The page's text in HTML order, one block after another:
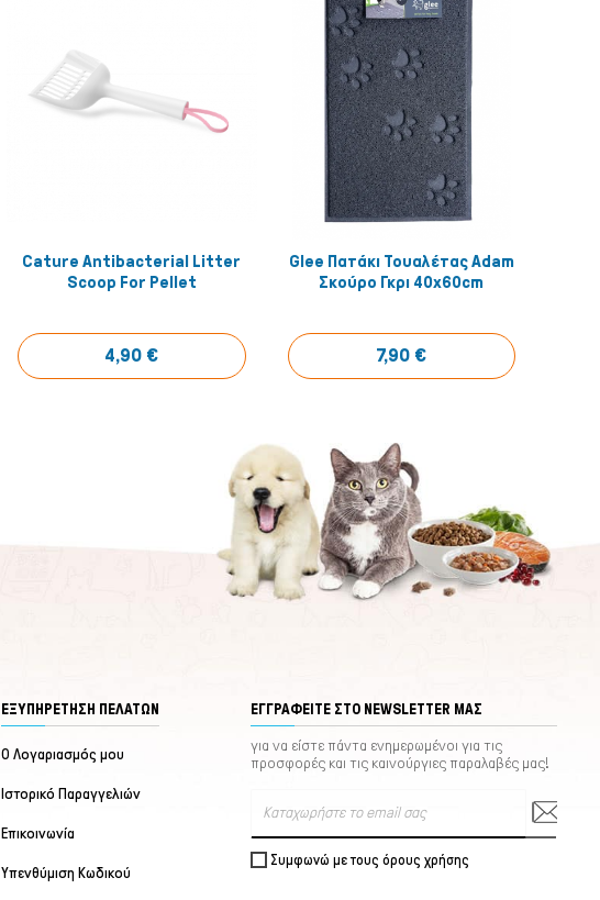
Αγόρασέ το!
Cature Antibacterial Litter
Scoop For Pellet
4,90 €
Αγόρασέ το!
Glee Πατάκι Τουαλέτας Adam
Σκούρο Γκρι 40x60cm
7,90 €
ΕΞΥΠΗΡΈΤΗΣΗ ΠΕΛΑΤΏΝ
Ο Λογαριασμός μου
Ιστορικό Παραγγελιών
Επικοινωνία
Υπενθύμιση Κωδικού
ΕΓΓΡΑΦΕΊΤΕ ΣΤΟ NEWSLETTER ΜΑΣ
για να είστε πάντα ενημερωμένοι για τις
προσφορές και τις καινούργιες παραλαβές μας!
Συμφωνώ με τους όρους χρήσης